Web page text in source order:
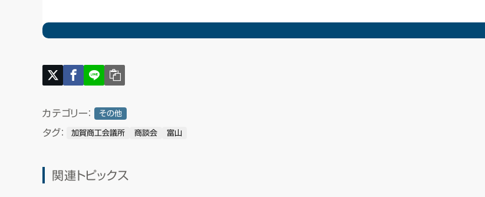
カテゴリー： その他
タグ： 加賀商工会議所 商談会 富山
関連トピックス